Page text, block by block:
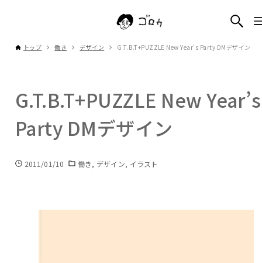
トップ 働き デザイン G.T.B.T+PUZZLE New Year’s Party DMデザイン
G.T.B.T+PUZZLE New Year’s
Party DMデザイン
2011/01/10 働き デザイン イラスト